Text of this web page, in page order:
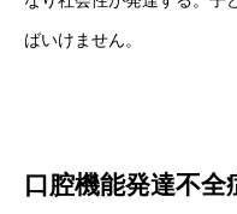
ばいけません。
口腔機能発達不全